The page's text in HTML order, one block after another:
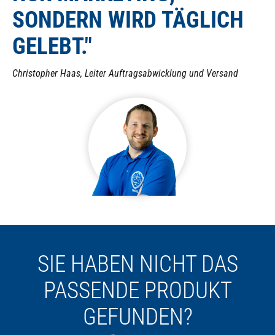
SONDERN WIRD TÄGLICH
GELEBT."
Christopher Haas, Leiter Auftragsabwicklung und Versand
SIE HABEN NICHT DAS
PASSENDE PRODUKT
GEFUNDEN?